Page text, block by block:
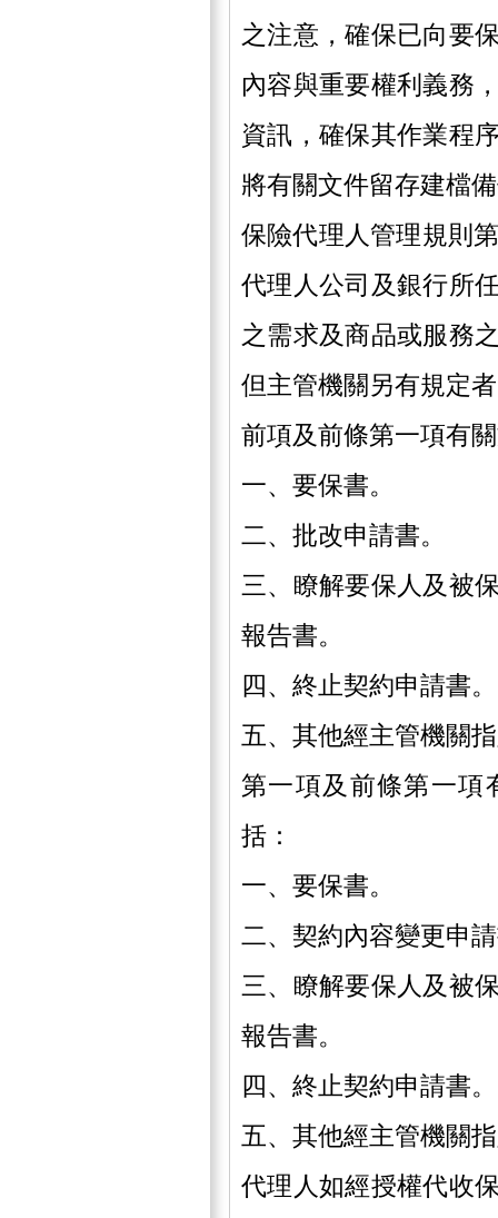
之注意，確保已向要
內容與重要權利義務
資訊，確保其作業程
將有關文件留存建檔
保險代理人管理規則
代理人公司及銀行所
之需求及商品或服務
但主管機關另有規定
前項及前條第一項有
一、要保書。
二、批改申請書。
三、瞭解要保人及被
報告書。
四、終止契約申請書。
五、其他經主管機關
第一項及前條第一項
括：
一、要保書。
二、契約內容變更申
三、瞭解要保人及被
報告書。
四、終止契約申請書。
五、其他經主管機關
代理人如經授權代收